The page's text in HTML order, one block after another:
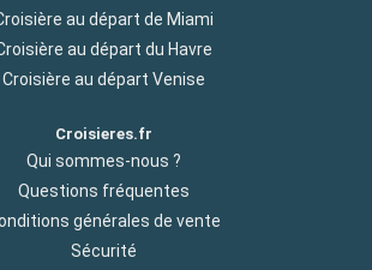
au départ de Miami
au départ du Havre
Croisière au départ Venise
Croisieres.fr
Qui sommes-nous ?
Questions fréquentes
générales de vente
Sécurité